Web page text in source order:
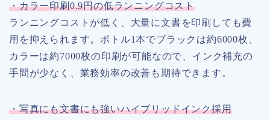
・カラー印刷0.9円の低ランニングコスト
ランニングコストが低く、大量に文書を印刷しても費
用を抑えられます。ボトル1本でブラックは約6000枚、
カラーは約7000枚の印刷が可能なので、インク補充の
手間が少なく、業務効率の改善も期待できます。
・写真にも文書にも強いハイブリッドインク採用